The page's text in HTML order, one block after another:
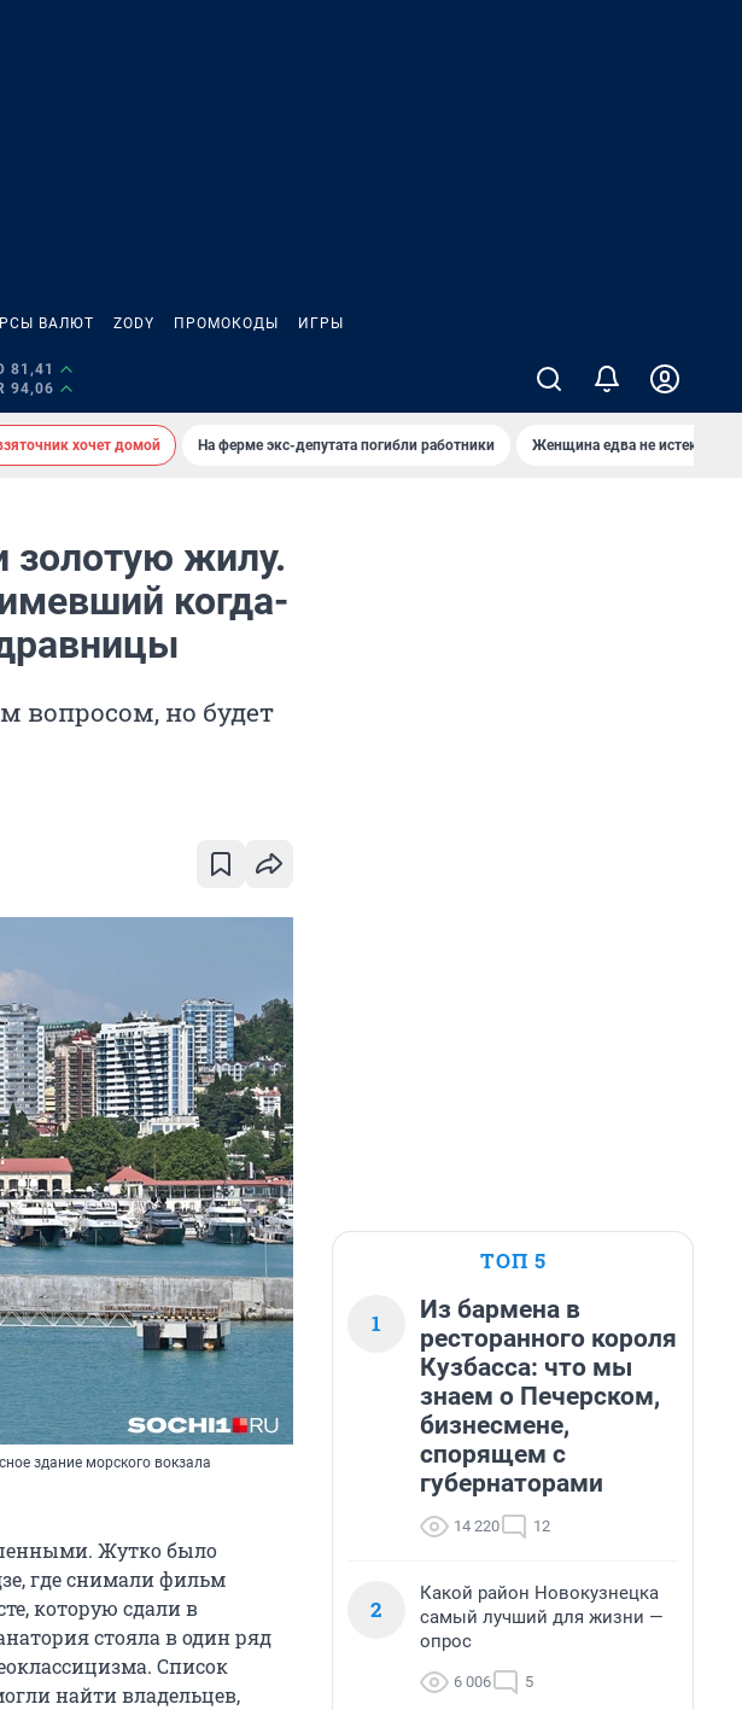
ВАЛЮТ ZODY ПРОМОКОДЫ ИГРЫ
81,41
94,06
хочет домой На ферме экс-депутата погибли работники Женщина едва не истекла
золотую жилу.
когда-
вопросом, но будет
здание морского вокзала
Жутко было
где снимали фильм
которую сдали в
стояла в один ряд
Список
найти владельцев,
ТОП 5
1
Из бармена в
ресторанного короля
Кузбасса: что мы
знаем о Печерском,
бизнесмене,
спорящем с
губернаторами
14 220 12
2
Какой район Новокузнецка
самый лучший для жизни —
опрос
6 006 5